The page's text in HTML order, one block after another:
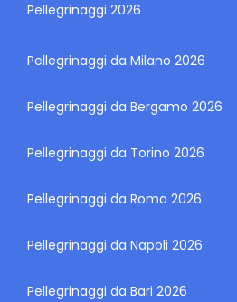
Pellegrinaggi 2026
Pellegrinaggi da Milano 2026
Pellegrinaggi da Bergamo 2026
Pellegrinaggi da Torino 2026
Pellegrinaggi da Roma 2026
Pellegrinaggi da Napoli 2026
Pellegrinaggi da Bari 2026